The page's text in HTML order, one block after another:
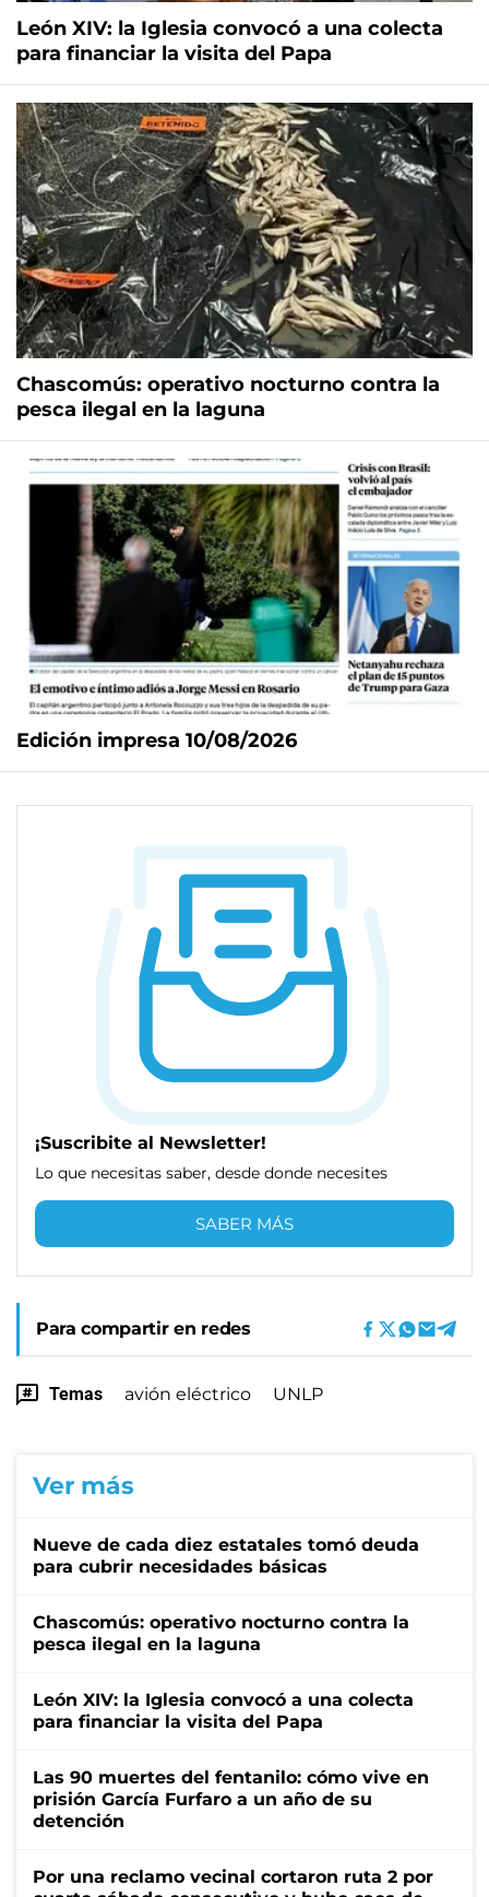
León XIV: la Iglesia convocó a una colecta
para financiar la visita del Papa
Chascomús: operativo nocturno contra la
pesca ilegal en la laguna
Edición impresa 10/08/2026
¡Suscribite al Newsletter!
Lo que necesitas saber, desde donde necesites
SABER MÁS
Para compartir en redes
Temas avión eléctrico UNLP
Ver más
Nueve de cada diez estatales tomó deuda
para cubrir necesidades básicas
Chascomús: operativo nocturno contra la
pesca ilegal en la laguna
León XIV: la Iglesia convocó a una colecta
para financiar la visita del Papa
Las 90 muertes del fentanilo: cómo vive en
prisión García Furfaro a un año de su
detención
Por una reclamo vecinal cortaron ruta 2 por